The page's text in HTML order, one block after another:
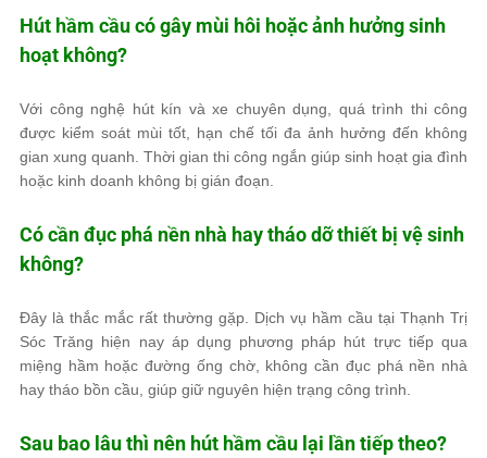
Hút hầm cầu có gây mùi hôi hoặc ảnh hưởng sinh
hoạt không?
Với công nghệ hút kín và xe chuyên dụng, quá trình thi công
được kiểm soát mùi tốt, hạn chế tối đa ảnh hưởng đến không
gian xung quanh. Thời gian thi công ngắn giúp sinh hoạt gia đình
hoặc kinh doanh không bị gián đoạn.
Có cần đục phá nền nhà hay tháo dỡ thiết bị vệ sinh
không?
Đây là thắc mắc rất thường gặp. Dịch vụ hầm cầu tại Thạnh Trị
Sóc Trăng hiện nay áp dụng phương pháp hút trực tiếp qua
miệng hầm hoặc đường ống chờ, không cần đục phá nền nhà
hay tháo bồn cầu, giúp giữ nguyên hiện trạng công trình.
Sau bao lâu thì nên hút hầm cầu lại lần tiếp theo?